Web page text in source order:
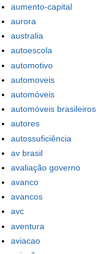
aumento-capital
aurora
australia
autoescola
automotivo
automoveis
automóveis
automóveis brasileiros
autores
autossuficiência
av brasil
avaliação governo
avanco
avancos
avc
aventura
aviacao